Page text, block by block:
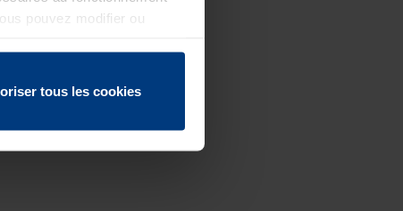
pouvez modifier ou
tous les cookies